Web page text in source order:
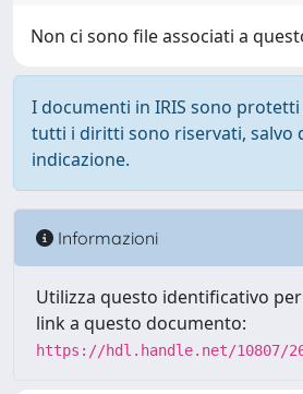
Non ci sono file associati a
I documenti in IRIS sono
tutti i diritti sono riservati, salvo
indicazione.
Informazioni
Utilizza questo identificativo
link a questo documento:
https://hdl.handle.net/10807/